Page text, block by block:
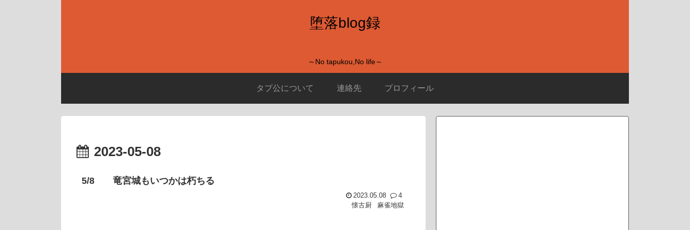
堕落blog録
～No tapukou,No life～
タプ公について 連絡先 プロフィール
2023-05-08
5/8 竜宮城もいつかは朽ちる
2023.05.08
4
懐古厨
麻雀地獄